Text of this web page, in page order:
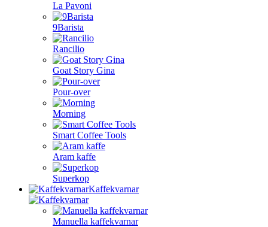
La Pavoni
9Barista
Rancilio
Goat Story Gina
Pour-over
Morning
Smart Coffee Tools
Aram kaffe
Superkop
Kaffekvarnar
Manuella kaffekvarnar